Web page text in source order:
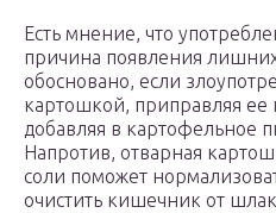
Есть мнение, что
причина появления
обосновано, если
картошкой, приправляя
добавляя в картофельное
Напротив, отварная
соли поможет
очистить кишечник от